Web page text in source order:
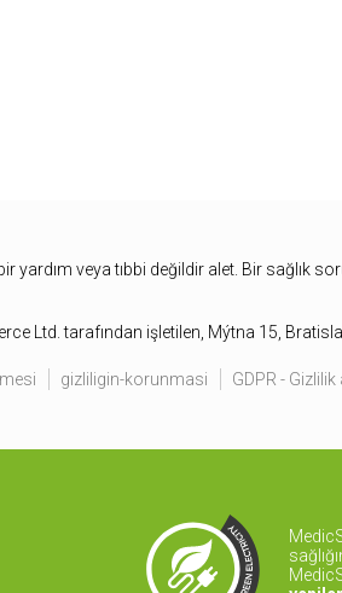
yardım veya tıbbi değildir alet. Bir sağlık
Ltd. tarafından işletilen, Mýtna 15,
gizliligin-korunmasi GDPR - Gizlilik